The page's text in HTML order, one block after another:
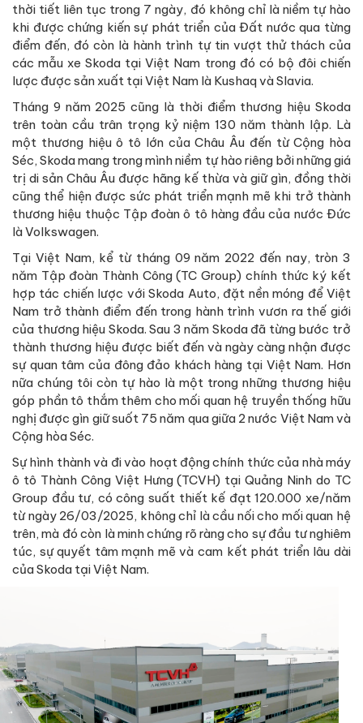
thời tiết liên tục trong 7 ngày, đó không chỉ là niềm tự hào
khi được chứng kiến sự phát triển của Đất nước qua từng
điểm đến, đó còn là hành trình tự tin vượt thử thách của
các mẫu xe Skoda tại Việt Nam trong đó có bộ đôi chiến
lược được sản xuất tại Việt Nam là Kushaq và Slavia.
Tháng 9 năm 2025 cũng là thời điểm thương hiệu Skoda
trên toàn cầu trân trọng kỷ niệm 130 năm thành lập. Là
một thương hiệu ô tô lớn của Châu Âu đến từ Cộng hòa
Séc, Skoda mang trong mình niềm tự hào riêng bởi những giá
trị di sản Châu Âu được hãng kế thừa và giữ gìn, đồng thời
cũng thể hiện được sức phát triển mạnh mẽ khi trở thành
thương hiệu thuộc Tập đoàn ô tô hàng đầu của nước Đức
là Volkswagen.
Tại Việt Nam, kể từ tháng 09 năm 2022 đến nay, tròn 3
năm Tập đoàn Thành Công (TC Group) chính thức ký kết
hợp tác chiến lược với Skoda Auto, đặt nền móng để Việt
Nam trở thành điểm đến trong hành trình vươn ra thế giới
của thương hiệu Skoda. Sau 3 năm Skoda đã từng bước trở
thành thương hiệu được biết đến và ngày càng nhận được
sự quan tâm của đông đảo khách hàng tại Việt Nam. Hơn
nữa chúng tôi còn tự hào là một trong những thương hiệu
góp phần tô thắm thêm cho mối quan hệ truyền thống hữu
nghị được gìn giữ suốt 75 năm qua giữa 2 nước Việt Nam và
Cộng hòa Séc.
Sự hình thành và đi vào hoạt động chính thức của nhà máy
ô tô Thành Công Việt Hưng (TCVH) tại Quảng Ninh do TC
Group đầu tư, có công suất thiết kế đạt 120.000 xe/năm
từ ngày 26/03/2025, không chỉ là cầu nối cho mối quan hệ
trên, mà đó còn là minh chứng rõ ràng cho sự đầu tư nghiêm
túc, sự quyết tâm mạnh mẽ và cam kết phát triển lâu dài
của Skoda tại Việt Nam.